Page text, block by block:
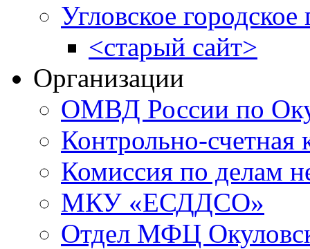
Угловское городское
<старый сайт>
Организации
ОМВД России по
Контрольно-счетная
Комиссия по делам
МКУ «ЕСДДСО»
Отдел МФЦ